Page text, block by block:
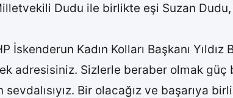
Dudu ile birlikte eşi Suzan
İskenderun Kadın Kolları Başkanı
adresisiniz. Sizlerle beraber olmak
Bir olacağız ve başarıya